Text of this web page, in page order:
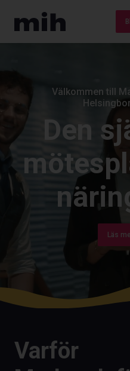
Välkommen till
Den
Läs
Varför